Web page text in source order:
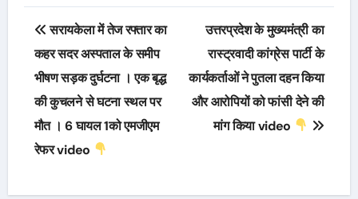
Post
navigation
सरायकेला में तेज रफ्तार का
कहर सदर अस्पताल के समीप
भीषण सड़क दुर्घटना । एक बृद्ध
की कुचलने से घटना स्थल पर
मौत । 6 घायल 1को एमजीएम
रेफर video
उत्तरप्रदेश के मुख्यमंत्री का
रास्ट्रवादी कांग्रेस पार्टी के
कार्यकर्ताओं ने पुतला दहन किया
और आरोपियों को फांसी देने की
मांग किया video